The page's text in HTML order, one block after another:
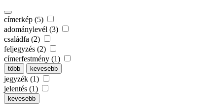
címerkép (5)
adománylevél (3)
családfa (2)
feljegyzés (2)
címerfestmény (1)
több kevesebb
jegyzék (1)
jelentés (1)
kevesebb